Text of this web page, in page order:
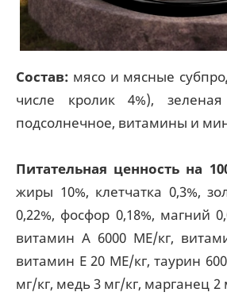
Состав: мясо и мясные
числе кролик 4%),
подсолнечное, витамины и
Питательная ценность на
жиры 10%, клетчатка 0,3%,
0,22%, фосфор 0,18%, магний
витамин А 6000 МЕ/кг,
витамин Е 20 МЕ/кг, таурин
мг/кг, медь 3 мг/кг, марганец 2